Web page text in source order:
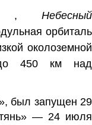
,
Небесный
орбиталь
околоземной
450 км над
был запущен 29
» — 24 июля